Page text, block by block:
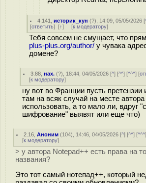
4.141 ,историк_кун (?), 14:09, 05/05/2026 [
[ответить] [↑] [к модератору]
Тебя совсем не смущает, что
plus-plus.org/author/ у чувака
домене?
3.88 ,нах. (?), 18:44, 04/05/2026 [^] [^^] [^^^] [
[к модератору]
ну вот во Франции пусть
там на всяк случай на месте
использовать, а то мало ли, вдруг
шифрование" выявят или еще что)
2.16 ,Аноним (104), 14:46, 04/05/2026 [^] [^^] [^^^
[к модератору]
> у автора Notepad++ есть права на
названия?
Это тот самый нотепад++, который